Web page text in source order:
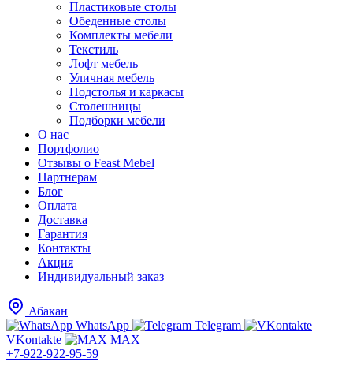
Пластиковые столы
Обеденные столы
Комплекты мебели
Текстиль
Лофт мебель
Уличная мебель
Подстолья и каркасы
Столешницы
Подборки мебели
О нас
Портфолио
Отзывы о Feast Mebel
Партнерам
Блог
Оплата
Доставка
Гарантия
Контакты
Акция
Индивидуальный заказ
Абакан
WhatsApp
Telegram
VKontakte
MAX
+7-922-922-95-59